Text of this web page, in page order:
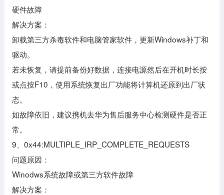
硬件故障
解决方案：
卸载第三方杀毒软件和电脑管家软件，更新Windows补丁和
驱动。
若未恢复，请提前备份好数据，连接电源然后在开机时长按
或点按F10，使用系统恢复出厂功能将计算机还原到出厂状
态。
如故障依旧，建议携机去华为售后服务中心检测硬件是否正
常。
9、0x44:MULTIPLE_IRP_COMPLETE_REQUESTS
问题原因：
Winodws系统故障或第三方软件故障
解决方案：